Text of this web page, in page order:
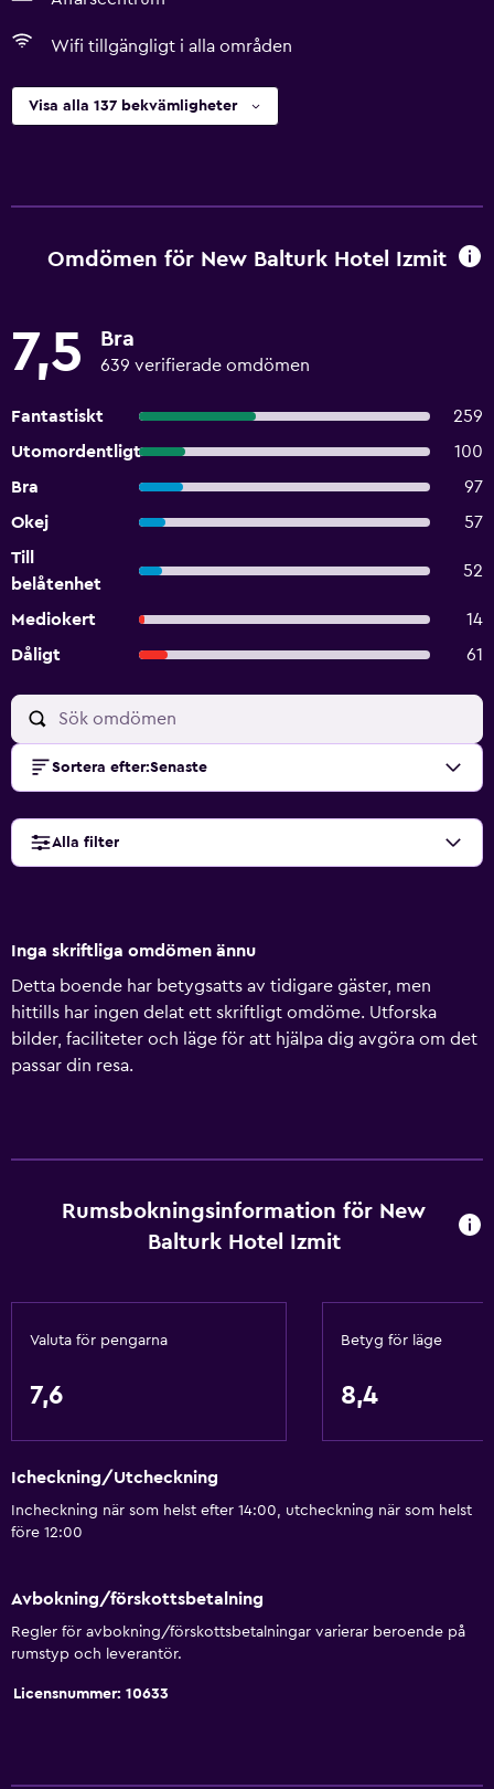
Wifi tillgängligt i alla områden
Visa alla 137 bekvämligheter
Omdömen för New Balturk Hotel Izmit
7,5 Bra
639 verifierade omdömen
Fantastiskt
259
Utomordentligt
100
Bra
97
Okej
57
Till
belåtenhet
52
Mediokert
14
Dåligt
61
Sortera efter:Senaste
Alla filter
Inga skriftliga omdömen ännu
Detta boende har betygsatts av tidigare gäster, men
hittills har ingen delat ett skriftligt omdöme. Utforska
bilder, faciliteter och läge för att hjälpa dig avgöra om det
passar din resa.
Rumsbokningsinformation för New
Balturk Hotel Izmit
Valuta för pengarna
7,6
Betyg för läge
8,4
Icheckning/Utcheckning
Incheckning när som helst efter 14:00, utcheckning när som helst
före 12:00
Avbokning/förskottsbetalning
Regler för avbokning/förskottsbetalningar varierar beroende på
rumstyp och leverantör.
Licensnummer: 10633